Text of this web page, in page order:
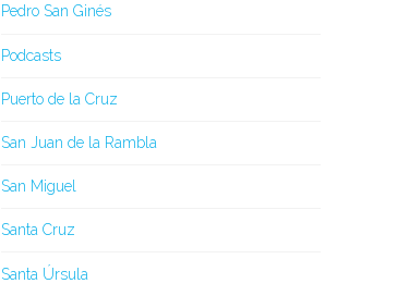
Pedro San Ginés
Podcasts
Puerto de la Cruz
San Juan de la Rambla
San Miguel
Santa Cruz
Santa Úrsula